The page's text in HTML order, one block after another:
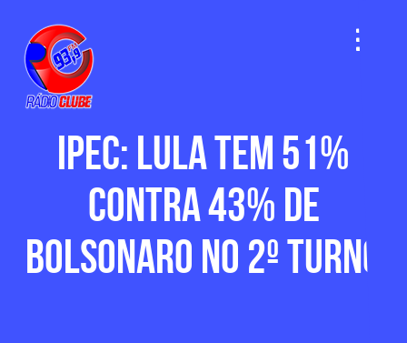
Ipec: Lula tem 51%
contra 43% de
Bolsonaro no 2º turno